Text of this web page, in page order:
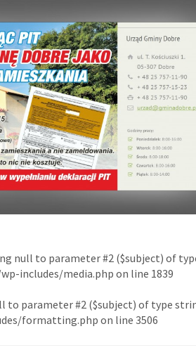
null to parameter #2 ($subject) of
includes/media.php on line 1839
to parameter #2 ($subject) of type
formatting.php on line 3506